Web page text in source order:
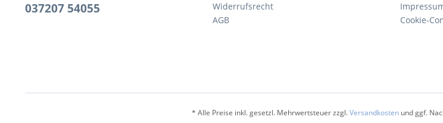
037207 54055
Widerrufsrecht
AGB
Cookie-
* Alle Preise inkl. gesetzl. Mehrwertsteuer zzgl.Versandkostenund ggf.